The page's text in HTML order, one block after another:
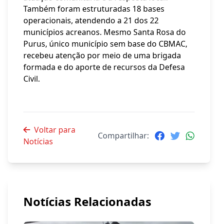
Também foram estruturadas 18 bases
operacionais, atendendo a 21 dos 22
municípios acreanos. Mesmo Santa Rosa do
Purus, único município sem base do CBMAC,
recebeu atenção por meio de uma brigada
formada e do aporte de recursos da Defesa
Civil.
Voltar para
Notícias
Compartilhar:
Notícias Relacionadas